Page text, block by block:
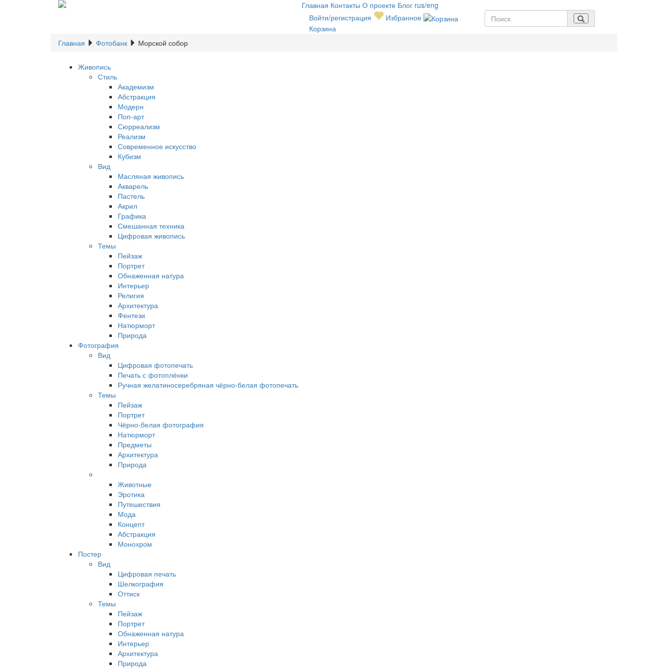
Главная Контакты О проекте Блог rus/eng
Войти/регистрация
Избранное
Корзина
Главная
Фотобанк Морской собор
Живопись
Стиль
Академизм
Абстракция
Модерн
Поп-арт
Сюрреализм
Реализм
Современное искусство
Кубизм
Вид
Масляная живопись
Акварель
Пастель
Акрил
Графика
Смешанная техника
Цифровая живопись
Темы
Пейзаж
Портрет
Обнаженная натура
Интерьер
Религия
Архитектура
Фентези
Натюрморт
Природа
Фотография
Вид
Цифровая фотопечать
Печать с фотоплёнки
Ручная желатиносеребряная чёрно-белая фотопечать
Темы
Пейзаж
Портрет
Чёрно-белая фотография
Натюрморт
Предметы
Архитектура
Природа
Животные
Эротика
Путешествия
Мода
Концепт
Абстракция
Монохром
Постер
Вид
Цифровая печать
Шелкография
Оттиск
Темы
Пейзаж
Портрет
Обнаженная натура
Интерьер
Архитектура
Природа